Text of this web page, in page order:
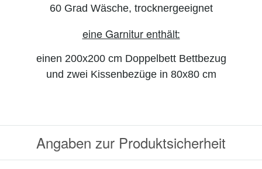
60 Grad Wäsche, trocknergeeignet
eine Garnitur enthält:
einen 200x200 cm Doppelbett Bettbezug
und zwei Kissenbezüge in 80x80 cm
Angaben zur Produktsicherheit